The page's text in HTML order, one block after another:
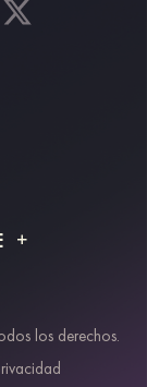
los derechos.